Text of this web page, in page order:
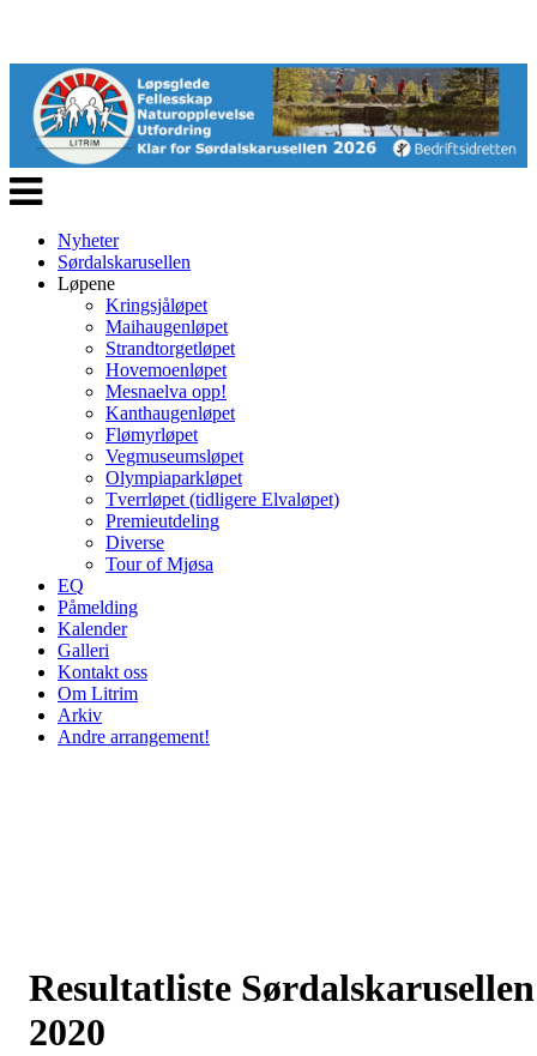
Veksle
navigasjon
Nyheter
Sørdalskarusellen
Løpene
Kringsjåløpet
Maihaugenløpet
Strandtorgetløpet
Hovemoenløpet
Mesnaelva opp!
Kanthaugenløpet
Flømyrløpet
Vegmuseumsløpet
Olympiaparkløpet
Tverrløpet (tidligere Elvaløpet)
Premieutdeling
Diverse
Tour of Mjøsa
EQ
Påmelding
Kalender
Galleri
Kontakt oss
Om Litrim
Arkiv
Andre arrangement!
Resultatliste Sørdalskarusellen
2020